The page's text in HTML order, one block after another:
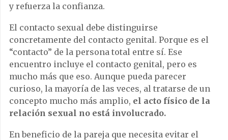
y refuerza la confianza.
El contacto sexual debe distinguirse
concretamente del contacto genital. Porque es el
“contacto” de la persona total entre sí. Ese
encuentro incluye el contacto genital, pero es
mucho más que eso. Aunque pueda parecer
curioso, la mayoría de las veces, al tratarse de un
concepto mucho más amplio, el acto físico de la
relación sexual no está involucrado.
En beneficio de la pareja que necesita evitar el